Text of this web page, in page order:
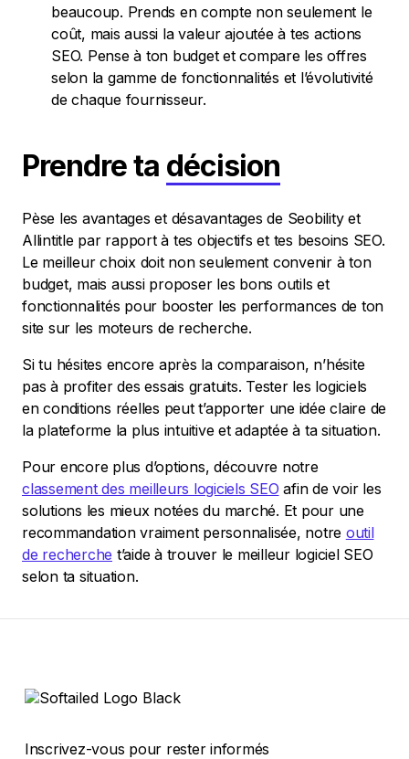
beaucoup. Prends en compte non seulement le
coût, mais aussi la valeur ajoutée à tes actions
SEO. Pense à ton budget et compare les offres
selon la gamme de fonctionnalités et l’évolutivité
de chaque fournisseur.
Prendre ta décision
Pèse les avantages et désavantages de Seobility et
Allintitle par rapport à tes objectifs et tes besoins SEO.
Le meilleur choix doit non seulement convenir à ton
budget, mais aussi proposer les bons outils et
fonctionnalités pour booster les performances de ton
site sur les moteurs de recherche.
Si tu hésites encore après la comparaison, n’hésite
pas à profiter des essais gratuits. Tester les logiciels
en conditions réelles peut t’apporter une idée claire de
la plateforme la plus intuitive et adaptée à ta situation.
Pour encore plus d’options, découvre notre
classement des meilleurs logiciels SEO afin de voir les
solutions les mieux notées du marché. Et pour une
recommandation vraiment personnalisée, notre outil
de recherche t’aide à trouver le meilleur logiciel SEO
selon ta situation.
Inscrivez-vous pour rester informés